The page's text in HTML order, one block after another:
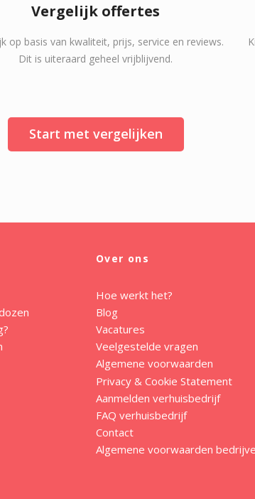
Vergelijk offertes
op basis van kwaliteit, prijs, service en reviews.
Dit is uiteraard geheel vrijblijvend.
Start met vergelijken
Over ons
Hoe werkt het?
Blog
Vacatures
Veelgestelde vragen
Algemene voorwaarden
Privacy & Cookie Statement
Aanmelden verhuisbedrijf
FAQ verhuisbedrijf
Contact
Algemene voorwaarden